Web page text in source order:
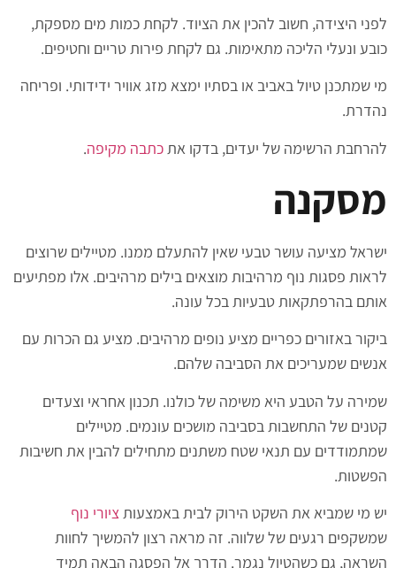
לפני היצידה, חשוב להכין את הציוד. לקחת כמות מים מספקת,
כובע ונעלי הליכה מתאימות. גם לקחת פירות טריים וחטיפים.
מי שמתכנן טיול באביב או בסתיו ימצא מזג אוויר ידידותי. ופריחה
נהדרת.
להרחבת הרשימה של יעדים, בדקו אתכתבה מקיפה.
מסקנה
ישראל מציעה עושר טבעי שאין להתעלם ממנו. מטיילים שרוצים
לראות פסגות נוף מרהיבות מוצאים בילים מרהיבים. אלו מפתיעים
אותם בהרפתקאות טבעיות בכל עונה.
ביקור באזורים כפריים מציע נופים מרהיבים. מציע גם הכרות עם
אנשים שמעריכים את הסביבה שלהם.
שמירה על הטבע היא משימה של כולנו. תכנון אחראי וצעדים
קטנים של התחשבות בסביבה מושכים עונמים. מטיילים
שמתמודדים עם תנאי שטח משתנים מתחילים להבין את חשיבות
הפשטות.
יש מי שמביא את השקט הירוק לבית באמצעותציורי נוף
שמשקפים רגעים של שלווה. זה מראה רצון להמשיך לחוות
השראה, גם כשהטיול נגמר. הדרך אל הפסגה הבאה תמיד